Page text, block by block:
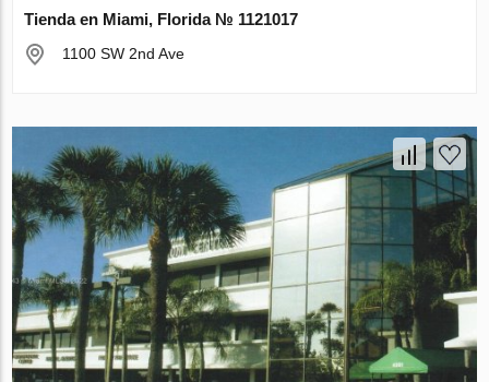
Tienda en Miami, Florida № 1121017
1100 SW 2nd Ave